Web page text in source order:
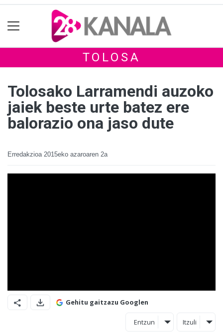
TOLOSA
Tolosako Larramendi auzoko
jaiek beste urte batez ere
balorazio ona jaso dute
Erredakzioa 2015eko azaroaren 2a
Gehitu gaitzazu Googlen
Entzun Itzuli